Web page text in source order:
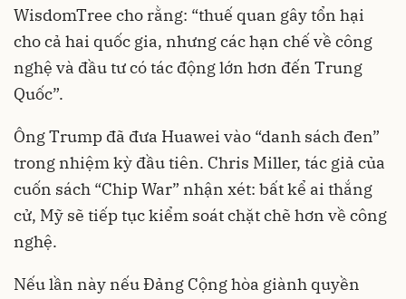
WisdomTree cho rằng: “thuế quan gây tổn hại
cho cả hai quốc gia, nhưng các hạn chế về công
nghệ và đầu tư có tác động lớn hơn đến Trung
Quốc”.
Ông Trump đã đưa Huawei vào “danh sách đen”
trong nhiệm kỳ đầu tiên. Chris Miller, tác giả của
cuốn sách “Chip War” nhận xét: bất kể ai thắng
cử, Mỹ sẽ tiếp tục kiểm soát chặt chẽ hơn về công
nghệ.
Nếu lần này nếu Đảng Cộng hòa giành quyền